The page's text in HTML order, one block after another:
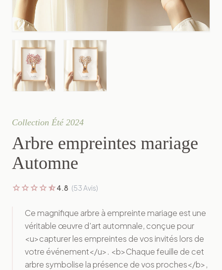
Collection Été 2024
Arbre empreintes mariage
Automne
starstarstarstarstar_half4.8 (53 Avis)
Ce magnifique arbre à empreinte mariage est une
véritable œuvre d'art automnale, conçue pour
<u>capturer les empreintes de vos invités lors de
votre événement</u>. <b>Chaque feuille de cet
arbre symbolise la présence de vos proches</b>,